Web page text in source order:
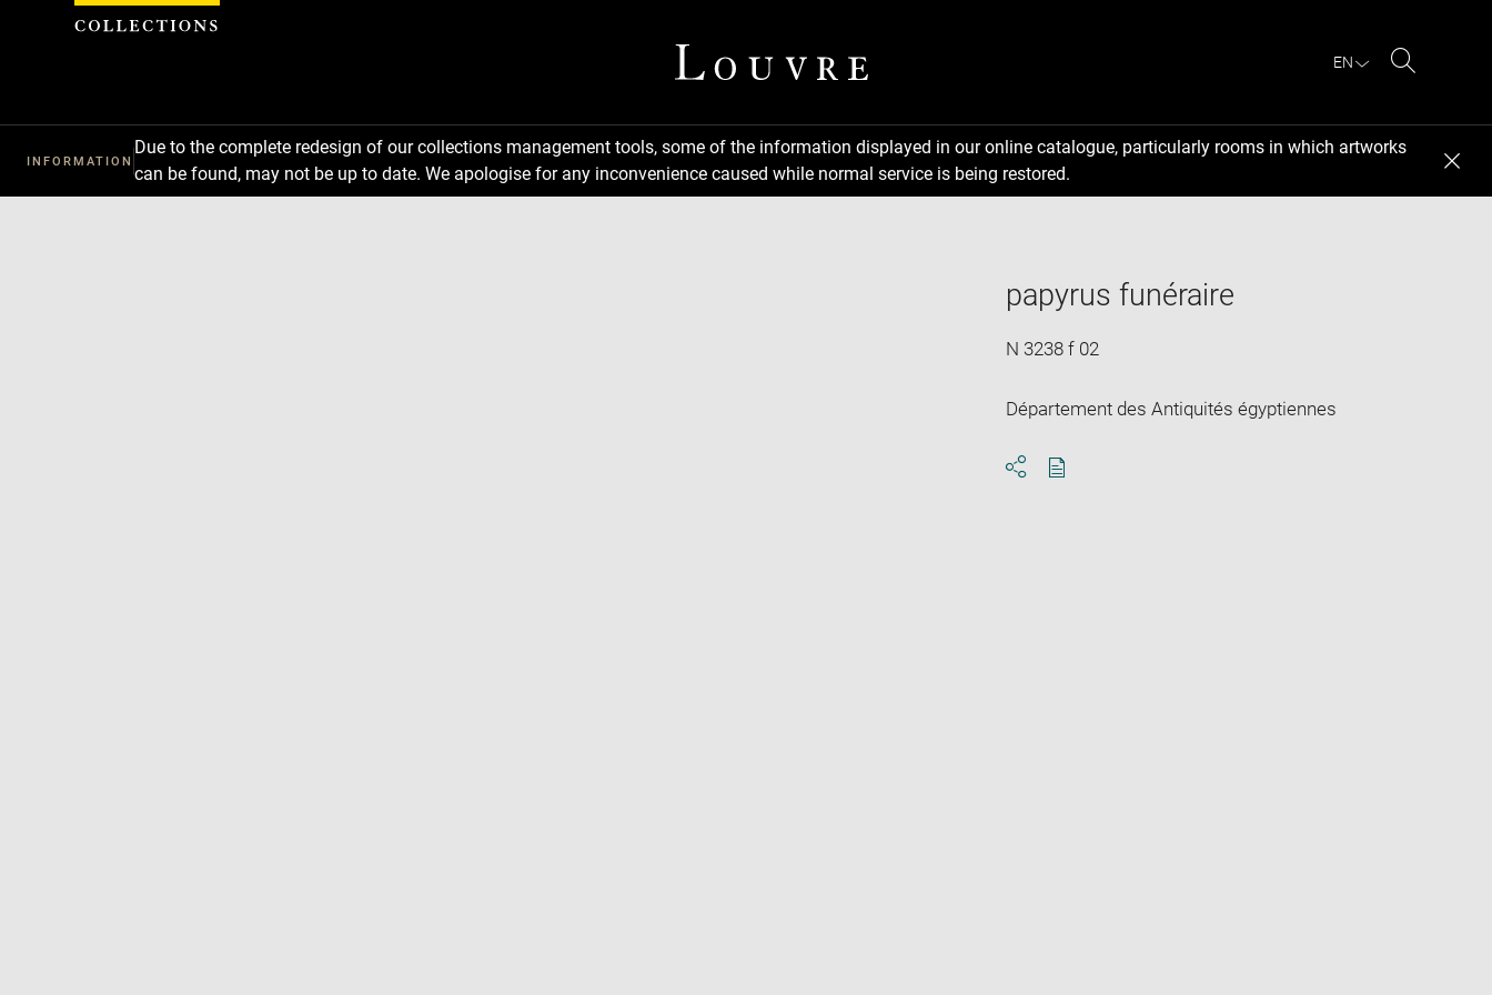
EN
INFORMATION
Due to the complete redesign of our collections management tools, some of the information displayed in our online catalogue, particularly rooms in which artworks
can be found, may not be up to date. We apologise for any inconvenience caused while normal service is being restored.
papyrus funéraire
N 3238 f 02
Département des Antiquités égyptiennes
Cookies management panel